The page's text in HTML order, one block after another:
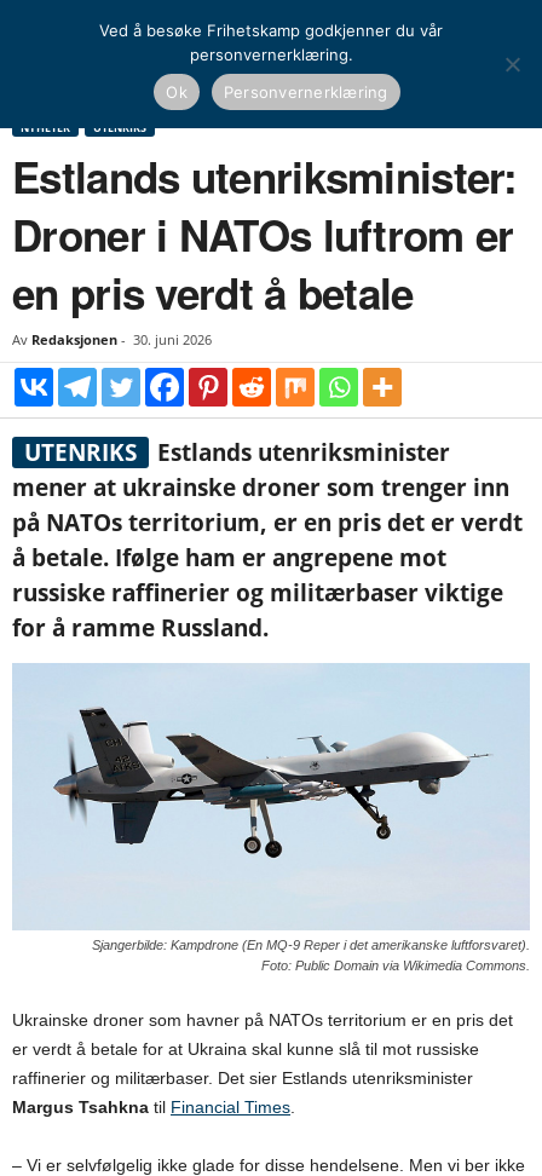
Estlands utenriksminister: Droner i NATOs luftrom er en pris verdt
NYHETER UTENRIKS
Estlands utenriksminister:
Droner i NATOs luftrom er
en pris verdt å betale
Av Redaksjonen - 30. juni 2026
UTENRIKS
Estlands utenriksminister
mener at ukrainske droner som trenger inn
på NATOs territorium, er en pris det er verdt
å betale. Ifølge ham er angrepene mot
russiske raffinerier og militærbaser viktige
for å ramme Russland.
Sjangerbilde: Kampdrone (En MQ-9 Reper i det amerikanske luftforsvaret).
Foto: Public Domain via Wikimedia Commons.
Ukrainske droner som havner på NATOs territorium er en pris det
er verdt å betale for at Ukraina skal kunne slå til mot russiske
raffinerier og militærbaser. Det sier Estlands utenriksminister
Margus Tsahkna til Financial Times
– Vi er selvfølgelig ikke glade for disse hendelsene. Men vi ber ikke
Ved å besøke Frihetskamp godkjenner du vår
personvernerklæring.
Ok
Personvernerklæring